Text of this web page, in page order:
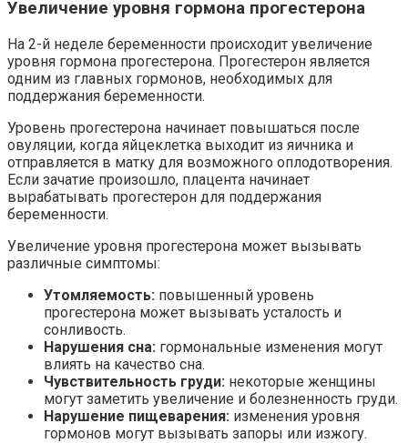
Увеличение уровня гормона прогестерона
На 2-й неделе беременности происходит увеличение
уровня гормона прогестерона. Прогестерон является
одним из главных гормонов, необходимых для
поддержания беременности.
Уровень прогестерона начинает повышаться после
овуляции, когда яйцеклетка выходит из яичника и
отправляется в матку для возможного оплодотворения.
Если зачатие произошло, плацента начинает
вырабатывать прогестерон для поддержания
беременности.
Увеличение уровня прогестерона может вызывать
различные симптомы:
Утомляемость: повышенный уровень
прогестерона может вызывать усталость и
сонливость.
Нарушения сна: гормональные изменения могут
влиять на качество сна.
Чувствительность груди: некоторые женщины
могут заметить увеличение и болезненность груди.
Нарушение пищеварения: изменения уровня
гормонов могут вызывать запоры или изжогу.